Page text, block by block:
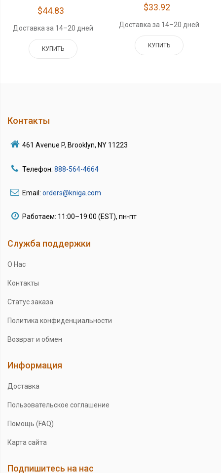
$44.83
Доставка за 14–20 дней
КУПИТЬ
$33.92
Доставка за 14–20 дней
КУПИТЬ
Контакты
461 Avenue P, Brooklyn, NY 11223
Телефон: 888-564-4664
Email: orders@kniga.com
Работаем: 11:00–19:00 (EST), пн-пт
Служба поддержки
О Нас
Контакты
Статус заказа
Политика конфиденциальности
Возврат и обмен
Информация
Доставка
Пользовательское соглашение
Помощь (FAQ)
Карта сайта
Подпишитесь на нас